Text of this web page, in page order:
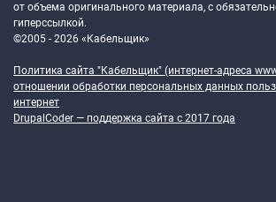
от объема оригинального материала, с
гиперссылкой.
©2005 - 2026 «Кабельщик»
Политика сайта "Кабельщик" (интернет-адреса
отношении обработки персональных данных
интернет
DrupalCoder — поддержка сайта c 2017 года